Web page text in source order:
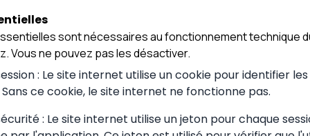
choisir à
sont nécessaires au fonctionnement technique
Vous ne pouvez pas les désactiver.
: Le site internet utilise un cookie pour identifier les
ce cookie, le site internet ne fonctionne pas.
: Le site internet utilise un jeton pour chaque